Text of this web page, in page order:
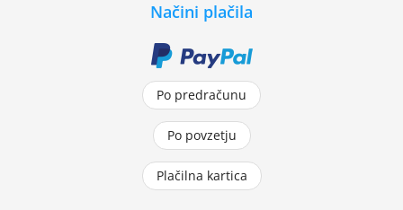
Načini plačila
Po predračunu
Po povzetju
Plačilna kartica